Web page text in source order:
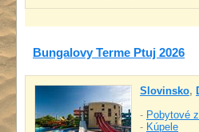
Bungalovy Terme Ptuj 2026
Slovinsko,
- Pobytové
- Kúpele